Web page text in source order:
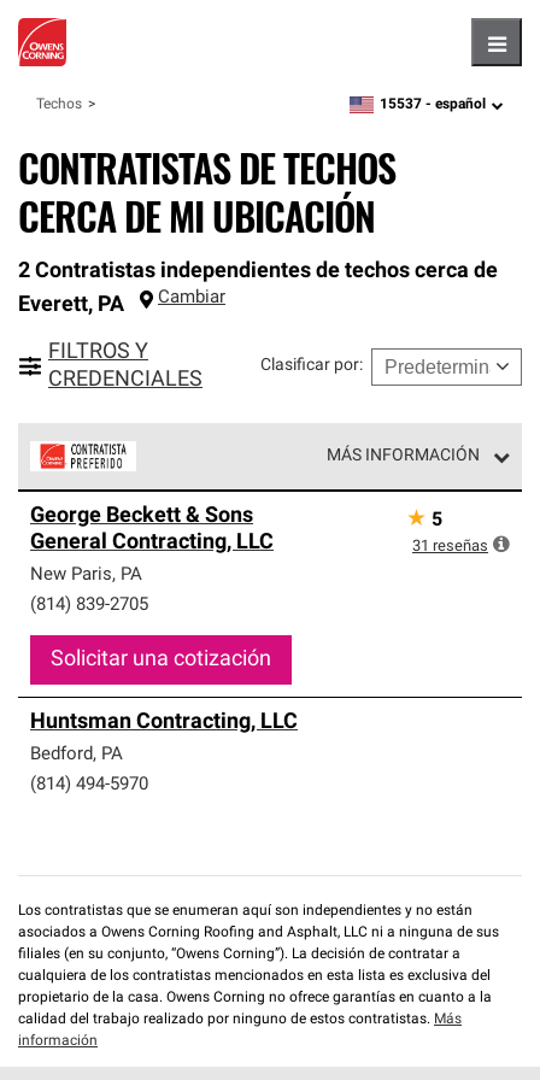
Techos zipcode,language
15537 - español
CONTRATISTAS DE TECHOS
CERCA DE MI UBICACIÓN
2 Contratistas independientes de techos cerca de
Everett, PA Cambiar
FILTROS Y
CREDENCIALES
Clasificar por:
MÁS INFORMACIÓN
parte de una red exclusiva de profesionales de techos
que cumplen con altos estándares y requisitos estrictos
de profesionalismo y confiabilidad.
George Beckett & Sons
General Contracting, LLC
New Paris, PA
(814) 839-2705
Solicitar una cotización
★ 5
31 reseñas
Huntsman Contracting, LLC
Bedford, PA
(814) 494-5970
Los contratistas que se enumeran aquí son independientes y no están
asociados a Owens Corning Roofing and Asphalt, LLC ni a ninguna de sus
filiales (en su conjunto, “Owens Corning”). La decisión de contratar a
cualquiera de los contratistas mencionados en esta lista es exclusiva del
propietario de la casa. Owens Corning no ofrece garantías en cuanto a la
calidad del trabajo realizado por ninguno de estos contratistas. Más
información